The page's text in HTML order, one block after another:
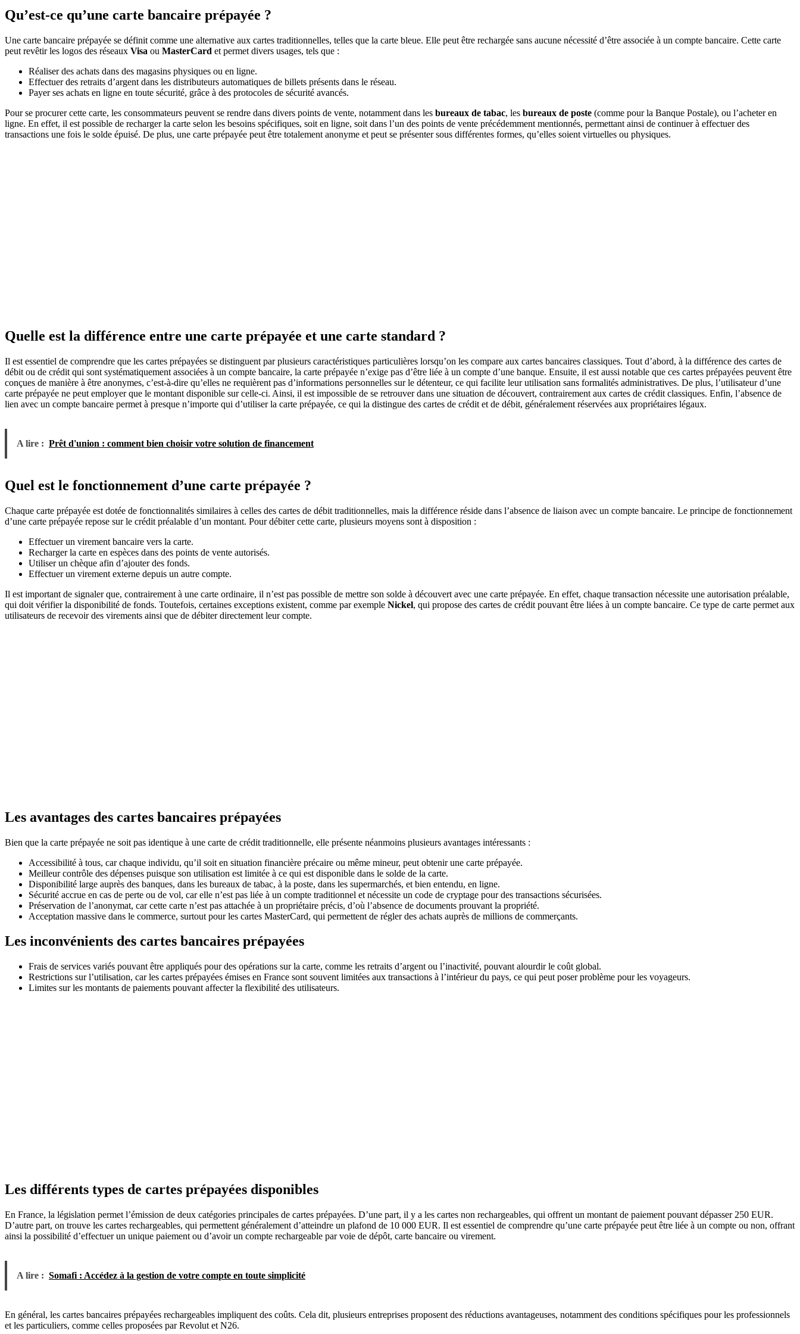
Qu’est-ce qu’une carte bancaire prépayée ?
Une carte bancaire prépayée se définit comme une alternative aux cartes traditionnelles, telles que la carte bleue. Elle peut être rechargée sans aucune nécessité d’être associée à un compte bancaire. Cette carte
peut revêtir les logos des réseaux Visa ou MasterCard et permet divers usages, tels que :
Réaliser des achats dans des magasins physiques ou en ligne.
Effectuer des retraits d’argent dans les distributeurs automatiques de billets présents dans le réseau.
Payer ses achats en ligne en toute sécurité, grâce à des protocoles de sécurité avancés.
Pour se procurer cette carte, les consommateurs peuvent se rendre dans divers points de vente, notamment dans les bureaux de tabac, les bureaux de poste (comme pour la Banque Postale), ou l’acheter en
ligne. En effet, il est possible de recharger la carte selon les besoins spécifiques, soit en ligne, soit dans l’un des points de vente précédemment mentionnés, permettant ainsi de continuer à effectuer des
transactions une fois le solde épuisé. De plus, une carte prépayée peut être totalement anonyme et peut se présenter sous différentes formes, qu’elles soient virtuelles ou physiques.
Quelle est la différence entre une carte prépayée et une carte standard ?
Il est essentiel de comprendre que les cartes prépayées se distinguent par plusieurs caractéristiques particulières lorsqu’on les compare aux cartes bancaires classiques. Tout d’abord, à la différence des cartes de
débit ou de crédit qui sont systématiquement associées à un compte bancaire, la carte prépayée n’exige pas d’être liée à un compte d’une banque. Ensuite, il est aussi notable que ces cartes prépayées peuvent être
conçues de manière à être anonymes, c’est-à-dire qu’elles ne requièrent pas d’informations personnelles sur le détenteur, ce qui facilite leur utilisation sans formalités administratives. De plus, l’utilisateur d’une
carte prépayée ne peut employer que le montant disponible sur celle-ci. Ainsi, il est impossible de se retrouver dans une situation de découvert, contrairement aux cartes de crédit classiques. Enfin, l’absence de
lien avec un compte bancaire permet à presque n’importe qui d’utiliser la carte prépayée, ce qui la distingue des cartes de crédit et de débit, généralement réservées aux propriétaires légaux.
A lire : Prêt d'union : comment bien choisir votre solution de financement
Quel est le fonctionnement d’une carte prépayée ?
Chaque carte prépayée est dotée de fonctionnalités similaires à celles des cartes de débit traditionnelles, mais la différence réside dans l’absence de liaison avec un compte bancaire. Le principe de fonctionnement
d’une carte prépayée repose sur le crédit préalable d’un montant. Pour débiter cette carte, plusieurs moyens sont à disposition :
Effectuer un virement bancaire vers la carte.
Recharger la carte en espèces dans des points de vente autorisés.
Utiliser un chèque afin d’ajouter des fonds.
Effectuer un virement externe depuis un autre compte.
Il est important de signaler que, contrairement à une carte ordinaire, il n’est pas possible de mettre son solde à découvert avec une carte prépayée. En effet, chaque transaction nécessite une autorisation préalable,
qui doit vérifier la disponibilité de fonds. Toutefois, certaines exceptions existent, comme par exemple Nickel, qui propose des cartes de crédit pouvant être liées à un compte bancaire. Ce type de carte permet aux
utilisateurs de recevoir des virements ainsi que de débiter directement leur compte.
Les avantages des cartes bancaires prépayées
Bien que la carte prépayée ne soit pas identique à une carte de crédit traditionnelle, elle présente néanmoins plusieurs avantages intéressants :
Accessibilité à tous, car chaque individu, qu’il soit en situation financière précaire ou même mineur, peut obtenir une carte prépayée.
Meilleur contrôle des dépenses puisque son utilisation est limitée à ce qui est disponible dans le solde de la carte.
Disponibilité large auprès des banques, dans les bureaux de tabac, à la poste, dans les supermarchés, et bien entendu, en ligne.
Sécurité accrue en cas de perte ou de vol, car elle n’est pas liée à un compte traditionnel et nécessite un code de cryptage pour des transactions sécurisées.
Préservation de l’anonymat, car cette carte n’est pas attachée à un propriétaire précis, d’où l’absence de documents prouvant la propriété.
Acceptation massive dans le commerce, surtout pour les cartes MasterCard, qui permettent de régler des achats auprès de millions de commerçants.
Les inconvénients des cartes bancaires prépayées
Frais de services variés pouvant être appliqués pour des opérations sur la carte, comme les retraits d’argent ou l’inactivité, pouvant alourdir le coût global.
Restrictions sur l’utilisation, car les cartes prépayées émises en France sont souvent limitées aux transactions à l’intérieur du pays, ce qui peut poser problème pour les voyageurs.
Limites sur les montants de paiements pouvant affecter la flexibilité des utilisateurs.
Les différents types de cartes prépayées disponibles
En France, la législation permet l’émission de deux catégories principales de cartes prépayées. D’une part, il y a les cartes non rechargeables, qui offrent un montant de paiement pouvant dépasser 250 EUR.
D’autre part, on trouve les cartes rechargeables, qui permettent généralement d’atteindre un plafond de 10 000 EUR. Il est essentiel de comprendre qu’une carte prépayée peut être liée à un compte ou non, offrant
ainsi la possibilité d’effectuer un unique paiement ou d’avoir un compte rechargeable par voie de dépôt, carte bancaire ou virement.
A lire : Somafi : Accédez à la gestion de votre compte en toute simplicité
En général, les cartes bancaires prépayées rechargeables impliquent des coûts. Cela dit, plusieurs entreprises proposent des réductions avantageuses, notamment des conditions spécifiques pour les professionnels
et les particuliers, comme celles proposées par Revolut et N26.